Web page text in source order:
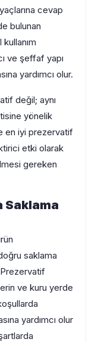
cevap
bulunan
ve şeffaf yapı
yardımcı olur.
değil; aynı
yönelik
en iyi prezervatif
etki olarak
gereken
Saklama
saklama
Prezervatif
ve kuru yerde
yardımcı olur